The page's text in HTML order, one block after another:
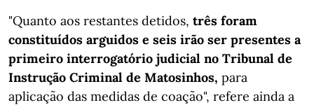
"Quanto aos restantes detidos, três foram
constituídos arguidos e seis irão ser presentes a
primeiro interrogatório judicial no Tribunal de
Instrução Criminal de Matosinhos, para
aplicação das medidas de coação", refere ainda a